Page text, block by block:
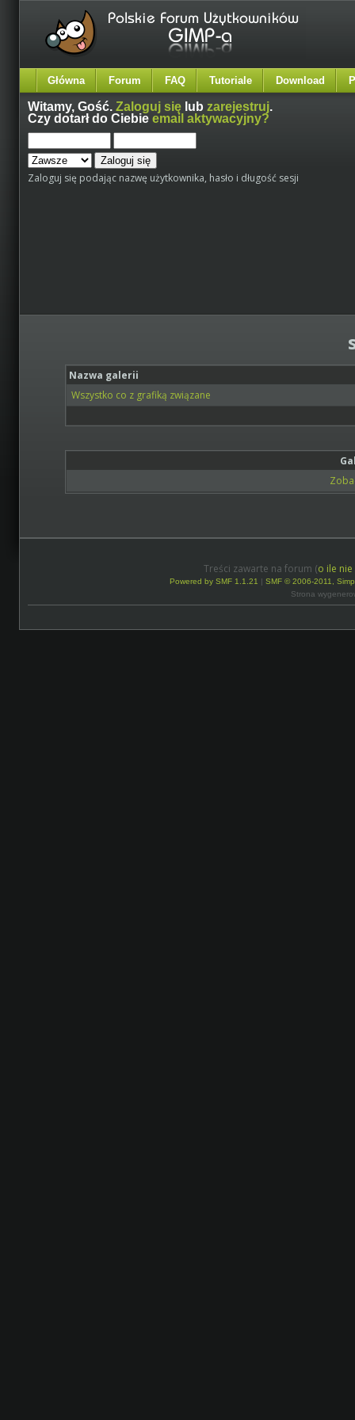
Główna Forum FAQ Tutoriale Download
Witamy, Gość. Zaloguj się lub zarejestruj.
Czy dotarł do Ciebie email aktywacyjny?
Zaloguj się podając nazwę użytkownika, hasło i długość sesji
Nazwa galerii
Wszystko co z grafiką związane
Treści zawarte na forum (o ile
Powered by SMF 1.1.21 | SMF © 2006-2011,
Strona